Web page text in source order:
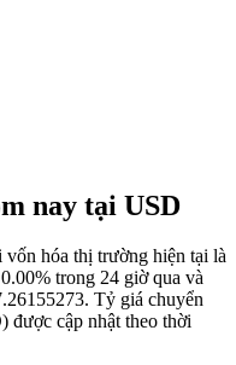
nay tại USD
hóa thị trường hiện tại là
trong 24 giờ qua và
Tỷ giá chuyển
được cập nhật theo thời